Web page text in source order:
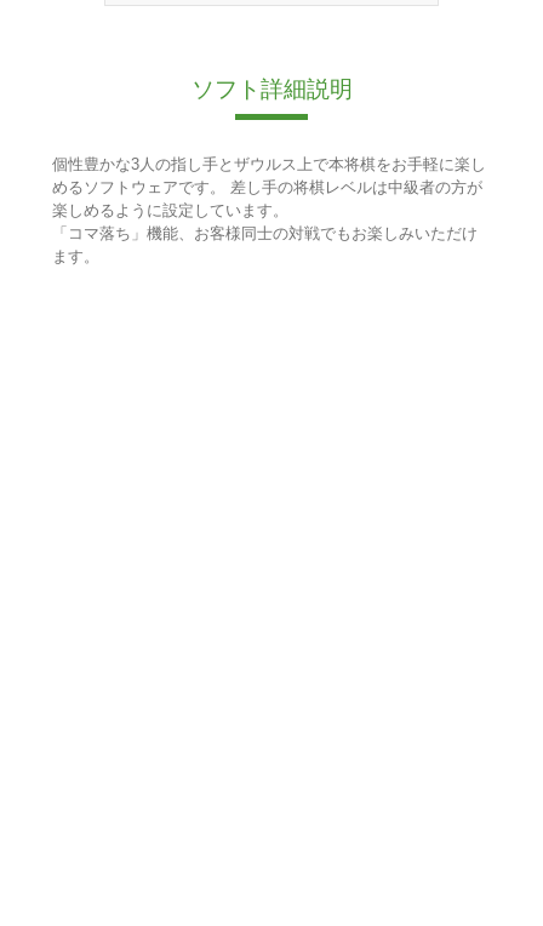
ソフト詳細説明
個性豊かな3人の指し手とザウルス上で本将棋をお手軽に楽し
めるソフトウェアです。 差し手の将棋レベルは中級者の方が
楽しめるように設定しています。
「コマ落ち」機能、お客様同士の対戦でもお楽しみいただけ
ます。